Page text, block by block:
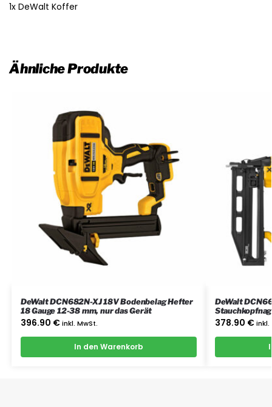
1x DeWalt Koffer
Ähnliche Produkte
DeWalt DCN682N-XJ 18V Bodenbelag Hefter
18 Gauge 12-38 mm, nur das Gerät
396.90 € inkl. MwSt.
In den Warenkorb
DeWalt
378.90 € inkl.